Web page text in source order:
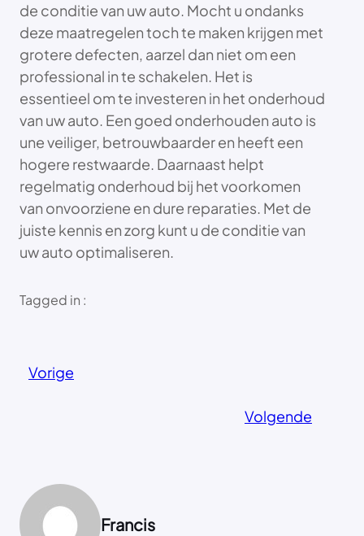
de conditie van uw auto. Mocht u ondanks
deze maatregelen toch te maken krijgen met
grotere defecten, aarzel dan niet om een
professional in te schakelen. Het is
essentieel om te investeren in het onderhoud
van uw auto. Een goed onderhouden auto is
une veiliger, betrouwbaarder en heeft een
hogere restwaarde. Daarnaast helpt
regelmatig onderhoud bij het voorkomen
van onvoorziene en dure reparaties. Met de
juiste kennis en zorg kunt u de conditie van
uw auto optimaliseren.
Tagged in :
Vorige
Volgende
Francis